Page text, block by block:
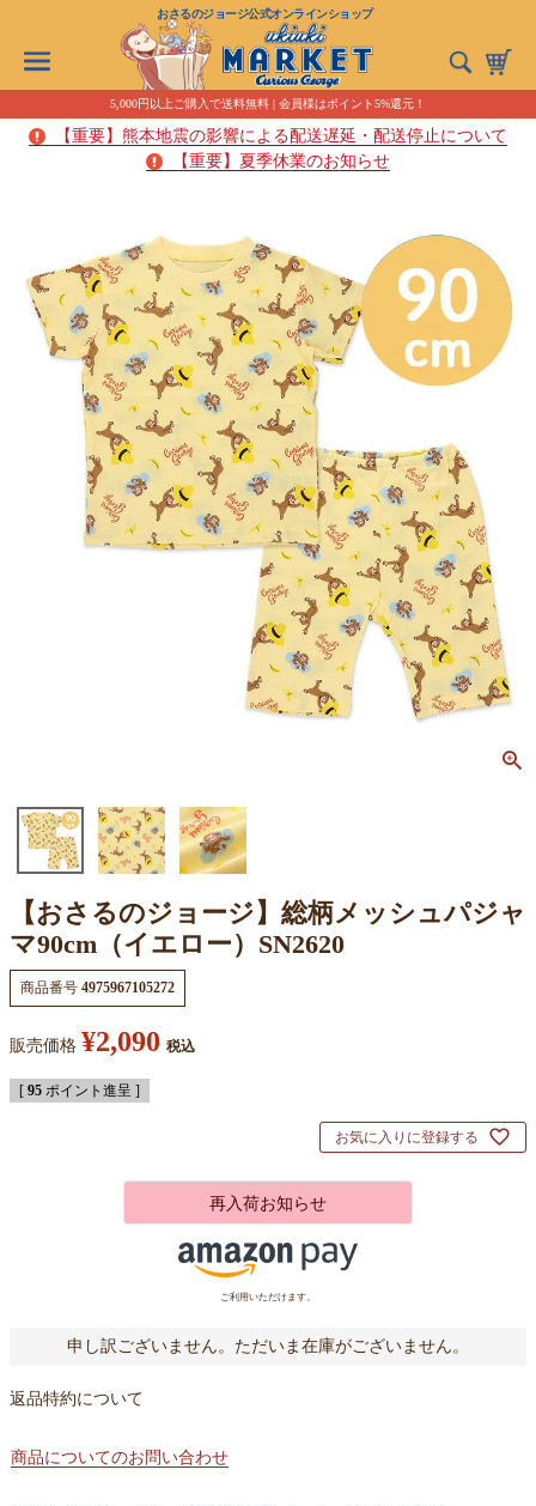
おさるのジョージ公式オンラインショップ
5,000円以上ご購入で送料無料 | 会員様はポイント5%還元！
【重要】熊本地震の影響による配送遅延・配送停止について
【重要】夏季休業のお知らせ
【おさるのジョージ】総柄メッシュパジャ
マ90cm（イエロー）SN2620
商品番号 4975967105272
販売価格 ¥2,090 税込
[ 95 ポイント進呈 ]
お気に入りに登録する
再入荷お知らせ
ご利用いただけます。
申し訳ございません。ただいま在庫がございません。
返品特約について
商品についてのお問い合わせ